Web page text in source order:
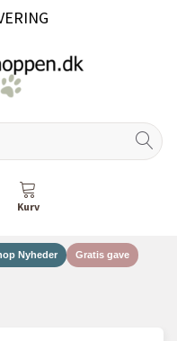
Nyheder Gratis gave